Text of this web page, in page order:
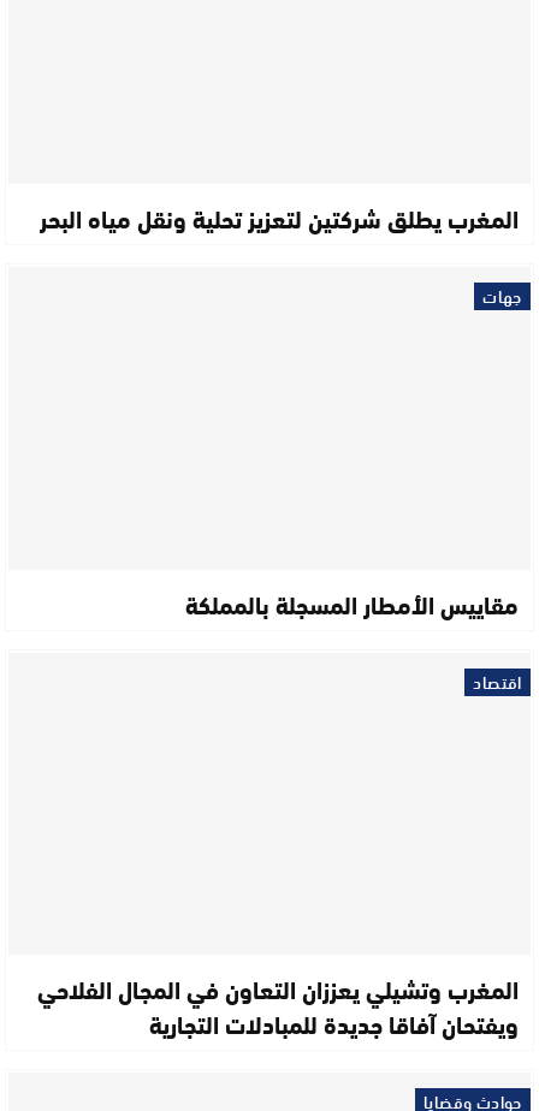
المغرب يطلق شركتين لتعزيز تحلية ونقل مياه البحر
جهات
مقاييس الأمطار المسجلة بالمملكة
اقتصاد
المغرب وتشيلي يعززان التعاون في المجال الفلاحي
ويفتحان آفاقا جديدة للمبادلات التجارية
حوادث وقضايا